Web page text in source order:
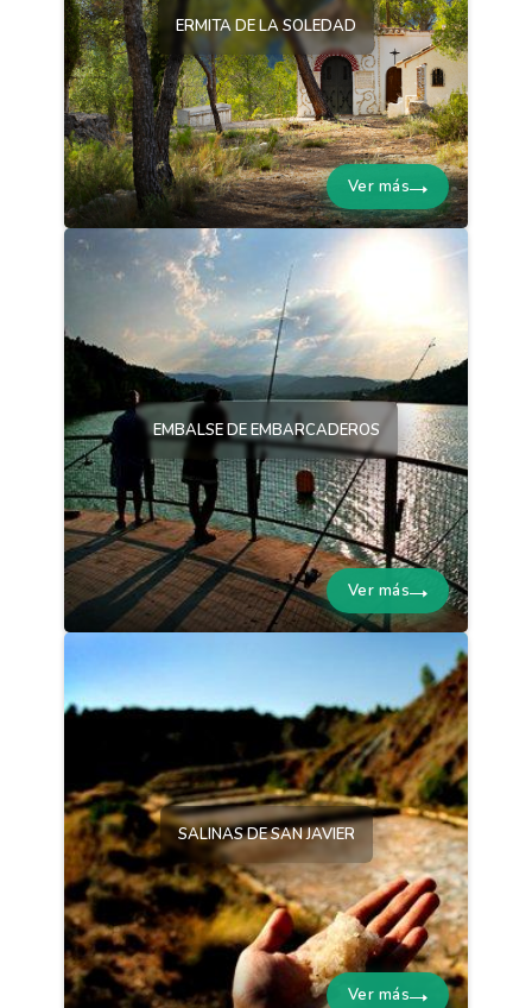
ERMITA DE LA SOLEDAD
Ver más
EMBALSE DE EMBARCADEROS
Ver más
SALINAS DE SAN JAVIER
Ver más